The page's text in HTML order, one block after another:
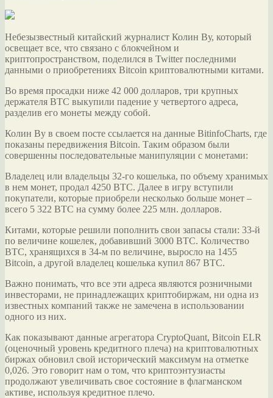
Небезызвестный китайский журналист Колин Ву, который
освещает все, что связано с блокчейном и
криптопространством, поделился в Twitter последними
данными о приобретениях Bitcoin криптовалютными китами.
Во время просадки ниже 42 000 долларов, три крупных
держателя BTC выкупили падение у четвертого адреса,
разделив его монеты между собой.
Колин Ву в своем посте ссылается на данные BitinfoCharts, где
показаны передвижения Bitcoin. Таким образом были
совершенны последовательные манипуляции с монетами:
Владелец или владельцы 32-го кошелька, по объему хранимых
в нем монет, продал 4250 BTC. Далее в игру вступили
покупатели, которые приобрели несколько больше монет –
всего 5 322 BTC на сумму более 225 млн. долларов.
Китами, которые решили пополнить свои запасы стали: 33-й
по величине кошелек, добавивший 3000 BTC. Количество
BTC, хранящихся в 34-м по величине, выросло на 1455
Bitcoin, а другой владелец кошелька купил 867 BTC.
Важно понимать, что все эти адреса являются розничными
инвесторами, не принадлежащих криптобиржам, ни одна из
известных компаний также не замечена в использовании
одного из них.
Как показывают данные агрегатора CryptoQuant, Bitcoin ELR
(оценочный уровень кредитного плеча) на криптовалютных
биржах обновил свой исторический максимум на отметке
0,026. Это говорит нам о том, что криптоэнтузиасты
продолжают увеличивать свое состояние в флагманском
активе, используя кредитное плечо.